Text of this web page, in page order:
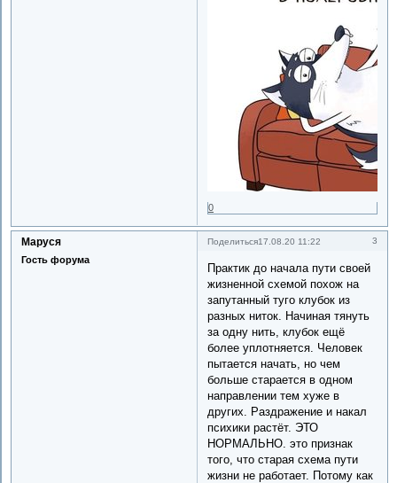
0
Поделиться 3
17.08.20 11:22
Маруся
Гость форума
Практик до начала пути своей
жизненной схемой похож на
запутанный туго клубок из
разных ниток. Начиная тянуть
за одну нить, клубок ещё
более уплотняется. Человек
пытается начать, но чем
больше старается в одном
направлении тем хуже в
других. Раздражение и накал
психики растёт. ЭТО
НОРМАЛЬНО. это признак
того, что старая схема пути
жизни не работает. Потому как